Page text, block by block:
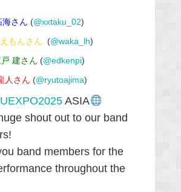
海さん (@xxtaku_02)
もんさん (@waka_lh)
建さん (@edkenpi)
人さん (@ryutoajima)
ASIA
shout out to our band
band members for the
throughout the